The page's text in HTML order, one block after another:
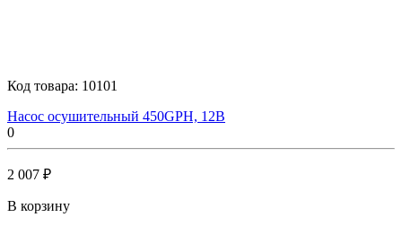
Код товара: 10101
Насос осушительный 450GPH, 12В
0
2 007 ₽
В корзину